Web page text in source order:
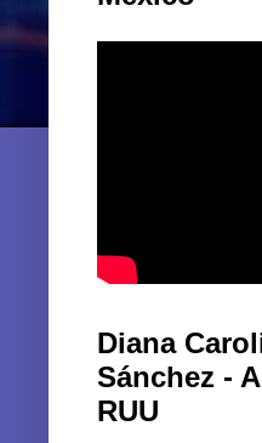
Diana
Sánchez -
RUU